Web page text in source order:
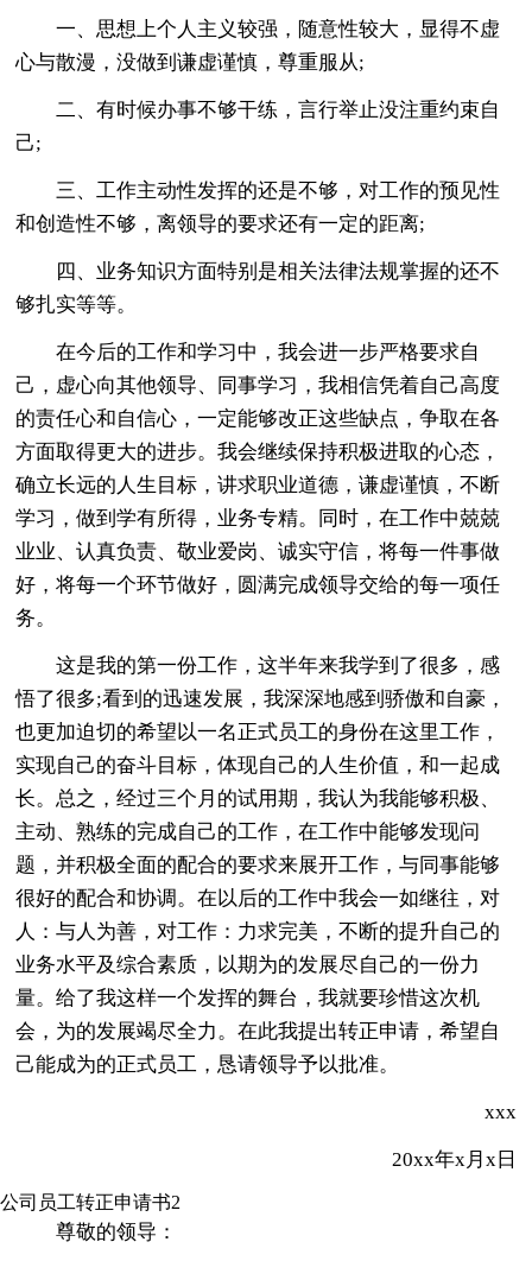
一、思想上个人主义较强，随意性较大，显得不虚
心与散漫，没做到谦虚谨慎，尊重服从;
二、有时候办事不够干练，言行举止没注重约束自
己;
三、工作主动性发挥的还是不够，对工作的预见性
和创造性不够，离领导的要求还有一定的距离;
四、业务知识方面特别是相关法律法规掌握的还不
够扎实等等。
在今后的工作和学习中，我会进一步严格要求自
己，虚心向其他领导、同事学习，我相信凭着自己高度
的责任心和自信心，一定能够改正这些缺点，争取在各
方面取得更大的进步。我会继续保持积极进取的心态，
确立长远的人生目标，讲求职业道德，谦虚谨慎，不断
学习，做到学有所得，业务专精。同时，在工作中兢兢
业业、认真负责、敬业爱岗、诚实守信，将每一件事做
好，将每一个环节做好，圆满完成领导交给的每一项任
务。
这是我的第一份工作，这半年来我学到了很多，感
悟了很多;看到的迅速发展，我深深地感到骄傲和自豪，
也更加迫切的希望以一名正式员工的身份在这里工作，
实现自己的奋斗目标，体现自己的人生价值，和一起成
长。总之，经过三个月的试用期，我认为我能够积极、
主动、熟练的完成自己的工作，在工作中能够发现问
题，并积极全面的配合的要求来展开工作，与同事能够
很好的配合和协调。在以后的工作中我会一如继往，对
人：与人为善，对工作：力求完美，不断的提升自己的
业务水平及综合素质，以期为的发展尽自己的一份力
量。给了我这样一个发挥的舞台，我就要珍惜这次机
会，为的发展竭尽全力。在此我提出转正申请，希望自
己能成为的正式员工，恳请领导予以批准。
xxx
20xx年x月x日
公司员工转正申请书2
尊敬的领导：